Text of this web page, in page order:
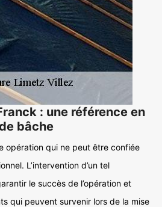
: une référence en
bâche
opération qui ne peut être confiée
L’intervention d’un tel
le succès de l’opération et
qui peuvent survenir lors de la mise